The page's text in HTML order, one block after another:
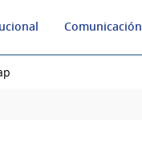
Comunicación